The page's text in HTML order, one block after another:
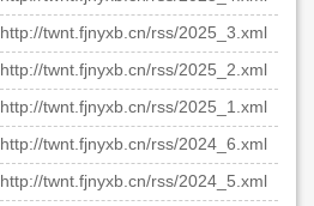
http://twnt.fjnyxb.cn/rss/2025_3.xml
http://twnt.fjnyxb.cn/rss/2025_2.xml
http://twnt.fjnyxb.cn/rss/2025_1.xml
http://twnt.fjnyxb.cn/rss/2024_6.xml
http://twnt.fjnyxb.cn/rss/2024_5.xml